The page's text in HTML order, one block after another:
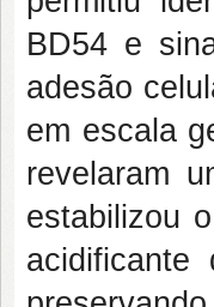
BD54 e
adesão
em escala
revelaram
estabilizou